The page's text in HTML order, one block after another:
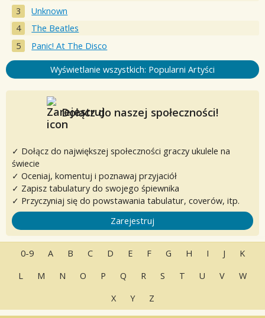
Unknown
The Beatles
Panic! At The Disco
Wyświetlanie wszystkich: Popularni Artyści
Dołącz do naszej społeczności!
✓ Dołącz do największej społeczności graczy ukulele na
świecie
✓ Oceniaj, komentuj i poznawaj przyjaciół
✓ Zapisz tabulatury do swojego śpiewnika
✓ Przyczyniaj się do powstawania tabulatur, coverów, itp.
Zarejestruj
0-9 A B C D E F G H I J
K
L
M N O P Q R S T U V
W
X
Y Z